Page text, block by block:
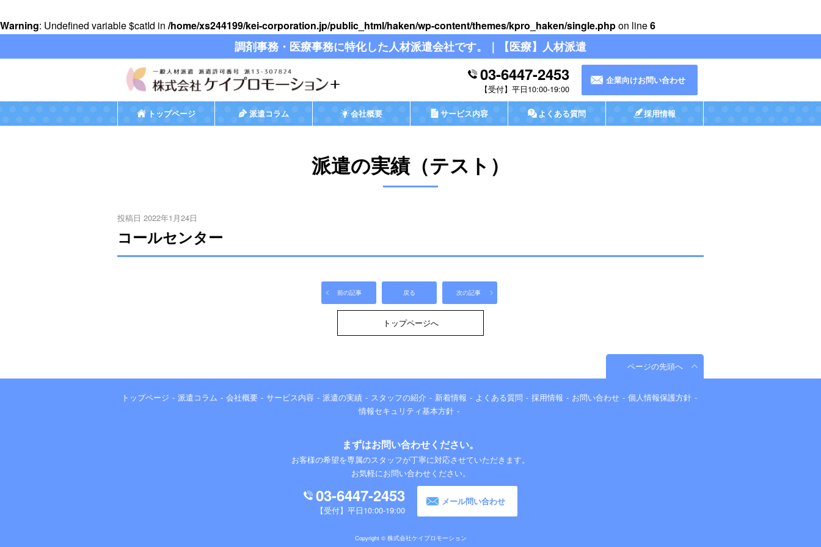
Warning: Undefined variable $catId in /home/xs244199/kei-corporation.jp/public_html/haken/wp-content/themes/kpro_haken/single.phpon line6
調剤事務・医療事務に特化した人材派遣会社です。｜【医療】人材派遣
03-6447-2453
平日10:00-19:00
企業向けお問い合わせ
トップページ 派遣コラム 会社概要 サービス内容 よくある質問 採用情報
派遣の実績（テスト）
投稿日 2022年1月24日
コールセンター
前の記事 戻る 次の記事
トップページへ
ページの先頭へ
トップページ 派遣コラム 会社概要 サービス内容 派遣の実績 スタッフの紹介 新着情報 よくある質問 採用情報 お問い合わせ
個人情報保護方針
情報セキュリティ基本方針
まずはお問い合わせください。
お客様の希望を専属のスタッフが丁寧に対応させていただきます。
お気軽にお問い合わせください。
03-6447-2453
平日10:00-19:00
メール問い合わせ
Copyright © 株式会社ケイプロモーション